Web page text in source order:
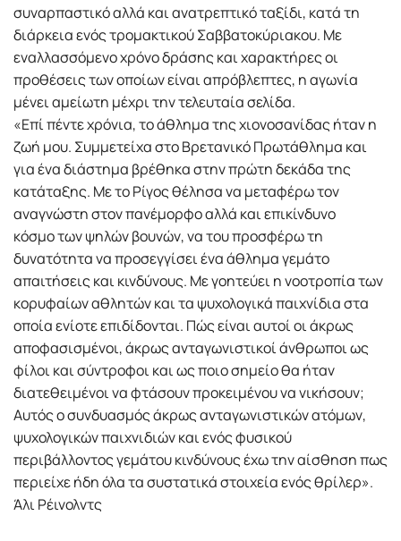
συναρπαστικό αλλά και ανατρεπτικό ταξίδι, κατά τη
διάρκεια ενός τροµακτικού Σαββατοκύριακου. Με
εναλλασσόµενο χρόνο δράσης και χαρακτήρες οι
προθέσεις των οποίων είναι απρόβλεπτες, η αγωνία
µένει αµείωτη µέχρι την τελευταία σελίδα.
«Επί πέντε χρόνια, το άθληµα της χιονοσανίδας ήταν η
ζωή µου. Συµµετείχα στο Βρετανικό Πρωτάθληµα και
για ένα διάστηµα βρέθηκα στην πρώτη δεκάδα της
κατάταξης. Με το Ρίγος θέλησα να µεταφέρω τον
αναγνώστη στον πανέµορφο αλλά και επικίνδυνο
κόσµο των ψηλών βουνών, να του προσφέρω τη
δυνατότητα να προσεγγίσει ένα άθληµα γεµάτο
απαιτήσεις και κινδύνους. Με γοητεύει η νοοτροπία των
κορυφαίων αθλητών και τα ψυχολογικά παιχνίδια στα
οποία ενίοτε επιδίδονται. Πώς είναι αυτοί οι άκρως
αποφασισµένοι, άκρως ανταγωνιστικοί άνθρωποι ως
φίλοι και σύντροφοι και ως ποιο σηµείο θα ήταν
διατεθειµένοι να φτάσουν προκειµένου να νικήσουν;
Αυτός ο συνδυασµός άκρως ανταγωνιστικών ατόµων,
ψυχολογικών παιχνιδιών και ενός φυσικού
περιβάλλοντος γεµάτου κινδύνους έχω την αίσθηση πως
περιείχε ήδη όλα τα συστατικά στοιχεία ενός θρίλερ».
Άλι Ρέινολντς